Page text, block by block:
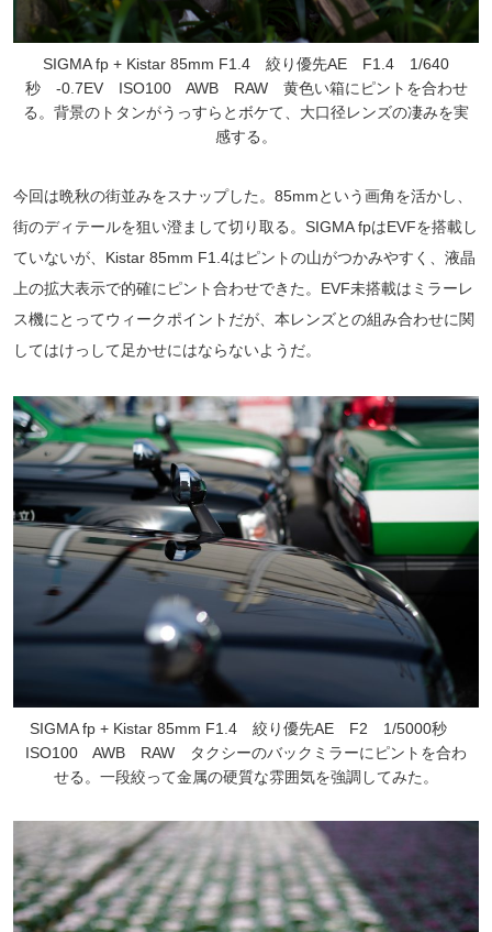
SIGMA fp + Kistar 85mm F1.4 絞り優先AE F1.4 1/640
秒 -0.7EV ISO100 AWB RAW 黄色い箱にピントを合わせ
る。背景のトタンがうっすらとボケて、大口径レンズの凄みを実
感する。
今回は晩秋の街並みをスナップした。85mmという画角を活かし、
街のディテールを狙い澄まして切り取る。SIGMA fpはEVFを搭載し
ていないが、Kistar 85mm F1.4はピントの山がつかみやすく、液晶
上の拡大表示で的確にピント合わせできた。EVF未搭載はミラーレ
ス機にとってウィークポイントだが、本レンズとの組み合わせに関
してはけっして足かせにはならないようだ。
SIGMA fp + Kistar 85mm F1.4 絞り優先AE F2 1/5000秒
ISO100 AWB RAW タクシーのバックミラーにピントを合わ
せる。一段絞って金属の硬質な雰囲気を強調してみた。